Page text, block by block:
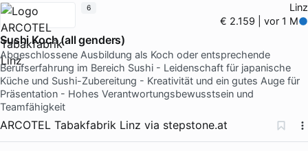
Linz
€ 2.159 | vor 1 M
Sushi Koch (all genders)
Abgeschlossene Ausbildung als Koch oder entsprechende
Berufserfahrung im Bereich Sushi - Leidenschaft für japanische
Küche und Sushi-Zubereitung - Kreativität und ein gutes Auge für
Präsentation - Hohes Verantwortungsbewusstsein und
Teamfähigkeit
ARCOTEL Tabakfabrik Linz via stepstone.at
6